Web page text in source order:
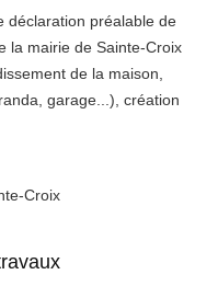
déclaration préalable de
la mairie de Sainte-Croix
de la maison,
garage...), création
Croix